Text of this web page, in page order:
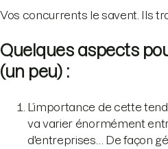
Vos concurrents le savent. Ils
Quelques aspects
(un peu) :
L’importance de cette
va varier énormément
d'entreprises… De façon